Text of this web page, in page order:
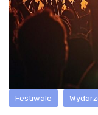
Festiwale